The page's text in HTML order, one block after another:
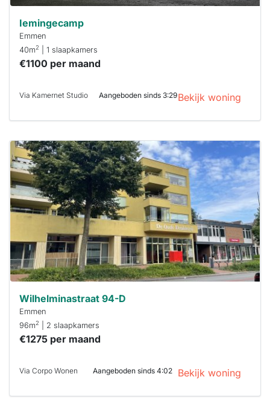
Iemingecamp
Emmen
40m2 | 1 slaapkamers
€1100 per maand
Via Kamernet Studio Aangeboden sinds 3:29Bekijk woning
Deze woning
is
waarschijnlijk
al verhuurd
Om kans te
maken moet je
binnen 15
minuten
Stekkies helpt
je hierbij!
Wilhelminastraat 94-D
Emmen
96m2 | 2 slaapkamers
€1275 per maand
Via Corpo Wonen Aangeboden sinds 4:02 Bekijk woning